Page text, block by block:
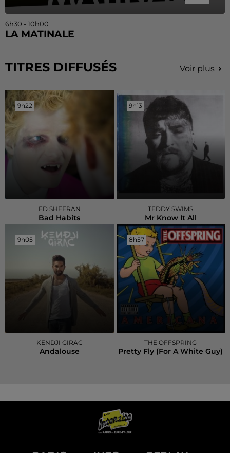
6h30 - 10h00
LA MATINALE
TITRES DIFFUSÉS Voir plus
9h22
9h22
ED SHEERAN
Bad Habits
9h13
9h13
TEDDY SWIMS
Mr Know It All
9h05
9h05
KENDJI GIRAC
Andalouse
8h57
8h57
THE OFFSPRING
Pretty Fly (for A White Guy)